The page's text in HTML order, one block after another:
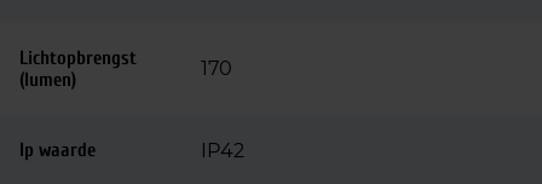
Lichtopbrengst
(lumen)
170
Ip waarde IP42